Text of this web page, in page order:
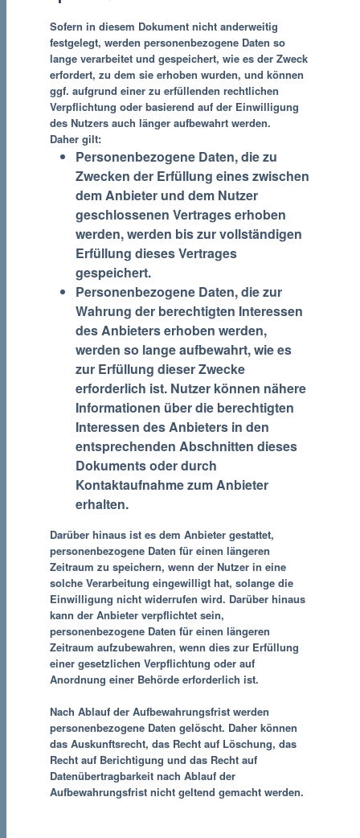
Sofern in diesem Dokument nicht anderweitig
festgelegt, werden personenbezogene Daten so
lange verarbeitet und gespeichert, wie es der Zweck
erfordert, zu dem sie erhoben wurden, und können
ggf. aufgrund einer zu erfüllenden rechtlichen
Verpflichtung oder basierend auf der Einwilligung
des Nutzers auch länger aufbewahrt werden.
Daher gilt:
Personenbezogene Daten, die zu
Zwecken der Erfüllung eines zwischen
dem Anbieter und dem Nutzer
geschlossenen Vertrages erhoben
werden, werden bis zur vollständigen
Erfüllung dieses Vertrages
gespeichert.
Personenbezogene Daten, die zur
Wahrung der berechtigten Interessen
des Anbieters erhoben werden,
werden so lange aufbewahrt, wie es
zur Erfüllung dieser Zwecke
erforderlich ist. Nutzer können nähere
Informationen über die berechtigten
Interessen des Anbieters in den
entsprechenden Abschnitten dieses
Dokuments oder durch
Kontaktaufnahme zum Anbieter
erhalten.
Darüber hinaus ist es dem Anbieter gestattet,
personenbezogene Daten für einen längeren
Zeitraum zu speichern, wenn der Nutzer in eine
solche Verarbeitung eingewilligt hat, solange die
Einwilligung nicht widerrufen wird. Darüber hinaus
kann der Anbieter verpflichtet sein,
personenbezogene Daten für einen längeren
Zeitraum aufzubewahren, wenn dies zur Erfüllung
einer gesetzlichen Verpflichtung oder auf
Anordnung einer Behörde erforderlich ist.
Nach Ablauf der Aufbewahrungsfrist werden
personenbezogene Daten gelöscht. Daher können
das Auskunftsrecht, das Recht auf Löschung, das
Recht auf Berichtigung und das Recht auf
Datenübertragbarkeit nach Ablauf der
Aufbewahrungsfrist nicht geltend gemacht werden.